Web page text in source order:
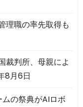
職の率先取得も
判所、母親によ
8月6日
の祭典がAIロボ